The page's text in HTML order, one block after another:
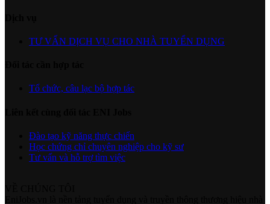
TƯ VẤN DỊCH VỤ CHO NHÀ TUYỂN DỤNG
Tổ chức, câu lạc bộ hợp tác
Đào tạo kỹ năng thực chiến
Học chứng chỉ chuyên nghiệp cho kỹ sư
Tư vấn và hỗ trợ tìm việc